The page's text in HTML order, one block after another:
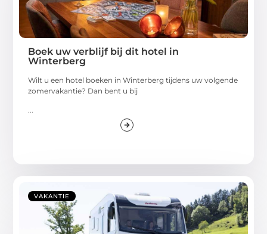
Boek uw verblijf bij dit hotel in
Winterberg
Wilt u een hotel boeken in Winterberg tijdens uw volgende
zomervakantie? Dan bent u bij
...
VAKANTIE